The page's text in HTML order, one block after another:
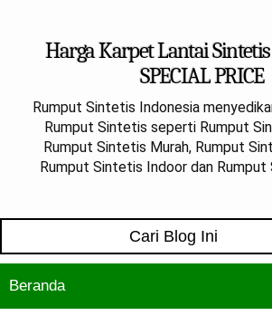
Harga Karpet Lantai
SPECIAL PRICE
Rumput Sintetis Indonesia
Rumput Sintetis seperti Rumput
Rumput Sintetis Murah, Rumput
Rumput Sintetis Indoor dan
Beranda